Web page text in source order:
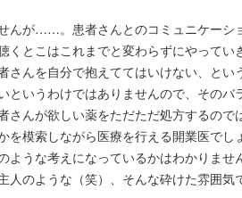
んが……。患者さんとのコミュニケーシ
くとこはこれまでと変わらずにやってい
んを自分で抱えててはいけない、とい
というわけではありませんので、そのバ
さんが欲しい薬をただただ処方するので
を模索しながら医療を行える開業医でし
うな考えになっているかはわかりませ
人のような（笑）、そんな砕けた雰囲気